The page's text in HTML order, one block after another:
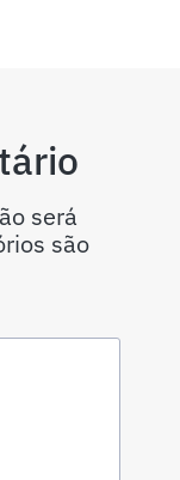
será
são